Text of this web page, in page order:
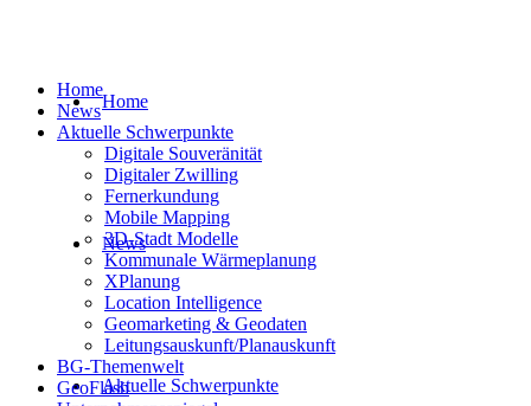
Home
News
Aktuelle Schwerpunkte
Home
News
Aktuelle Schwerpunkte
Digitale Souveränität
Digitaler Zwilling
Fernerkundung
Mobile Mapping
3D-Stadt Modelle
Kommunale Wärmeplanung
XPlanung
Location Intelligence
Geomarketing & Geodaten
Leitungsauskunft/Planauskunft
BG-Themenwelt
GeoFlash